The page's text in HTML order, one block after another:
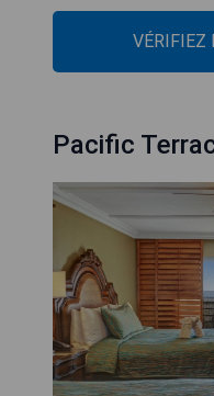
VÉRIFIEZ
Pacific